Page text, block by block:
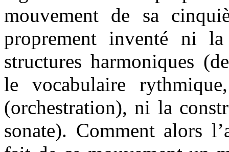
mouvement de sa
proprement inventé ni
structures harmoniques
le vocabulaire
(orchestration), ni la
sonate). Comment alors